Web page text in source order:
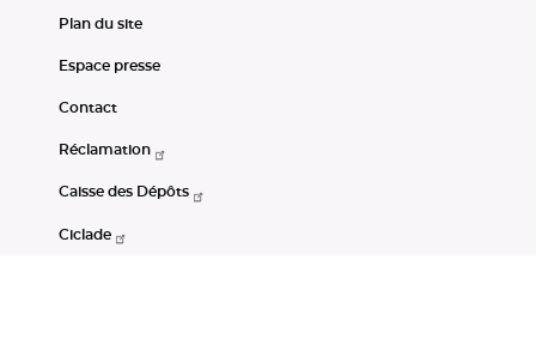
Plan du site
Espace presse
Contact
Réclamation
Caisse des Dépôts
Ciclade